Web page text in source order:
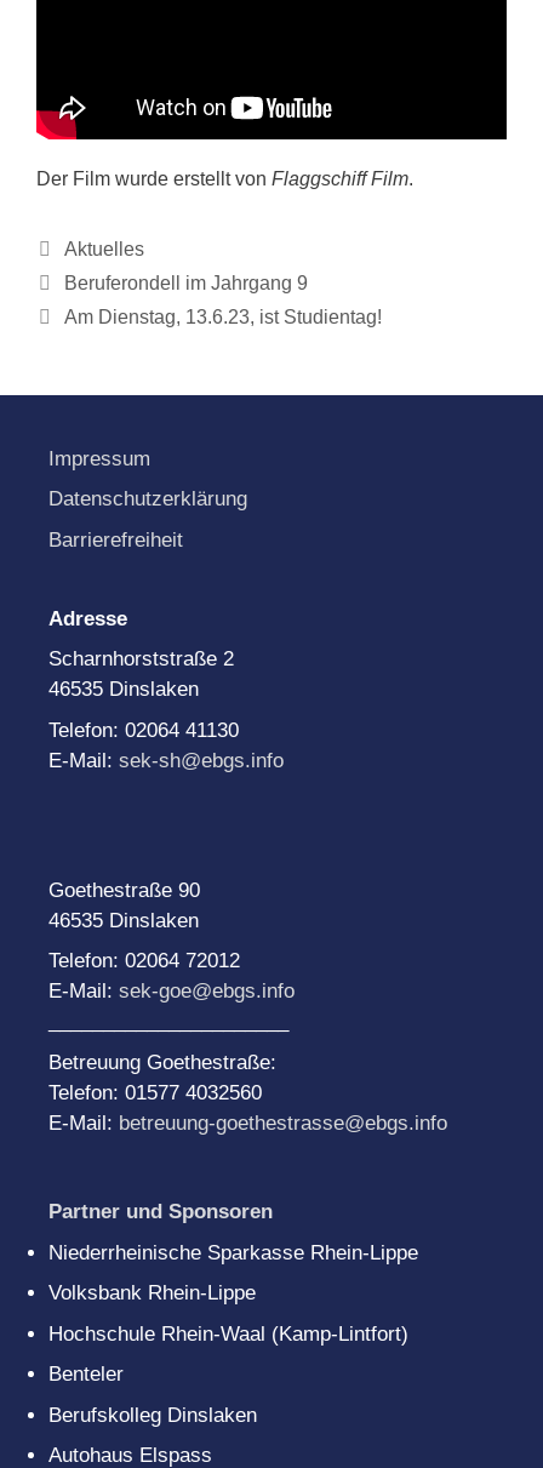
Der Film wurde erstellt von Flaggschiff Film.
Kategorien
Aktuelles
Beruferondell im Jahrgang 9
Am Dienstag, 13.6.23, ist Studientag!
Impressum
Datenschutzerklärung
Barrierefreiheit
Adresse
Scharnhorststraße 2
46535 Dinslaken
Telefon: 02064 41130
E-Mail: sek-sh@ebgs.info
Goethestraße 90
46535 Dinslaken
Telefon: 02064 72012
E-Mail: sek-goe@ebgs.info
Betreuung Goethestraße:
Telefon: 01577 4032560
E-Mail: betreuung-goethestrasse@ebgs.info
Partner und Sponsoren
Niederrheinische Sparkasse Rhein-Lippe
Volksbank Rhein-Lippe
Hochschule Rhein-Waal (Kamp-Lintfort)
Benteler
Berufskolleg Dinslaken
Autohaus Elspass